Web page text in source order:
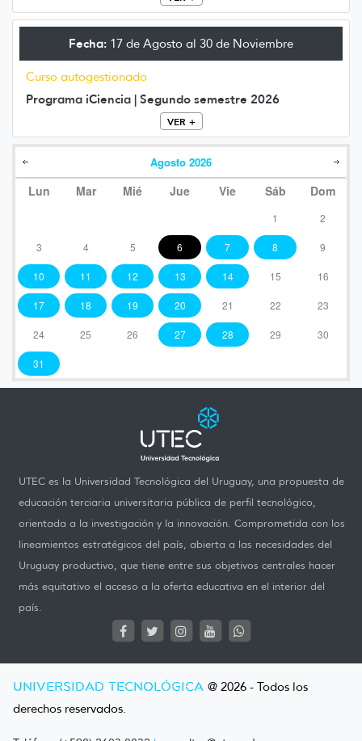
Fecha: 17 de Agosto al 30 de Noviembre
Curso autogestionado
Programa iCiencia | Segundo semestre 2026
VER +
Agosto 2026
Lun Mar Mié Jue Vie Sáb Dom
1 2
3 4 5 6 7 8 9
10 11 12 13 14 15 16
17 18 19 20 21 22 23
24 25 26 27 28 29 30
31
UTEC es la Universidad Tecnológica del Uruguay, una propuesta de
educación terciaria universitaria pública de perfil tecnológico,
orientada a la investigación y la innovación. Comprometida con los
lineamientos estratégicos del país, abierta a las necesidades del
Uruguay productivo, que tiene entre sus objetivos centrales hacer
más equitativo el acceso a la oferta educativa en el interior del
país.
UNIVERSIDAD TECNOLÓGICA @ 2026 - Todos los
derechos reservados.